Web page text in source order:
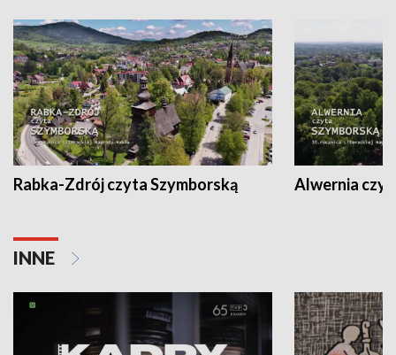
Rabka-Zdrój czyta Szymborską Alwernia
INNE